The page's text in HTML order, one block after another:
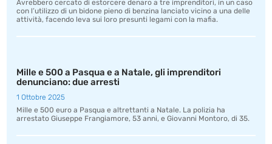
Avrebbero cercato di estorcere denaro a tre imprenditori, in un caso
con l’utilizzo di un bidone pieno di benzina lanciato vicino a una delle
attività, facendo leva sui loro presunti legami con la mafia.
Mille e 500 a Pasqua e a Natale, gli imprenditori
denunciano: due arresti
1 Ottobre 2025
Mille e 500 euro a Pasqua e altrettanti a Natale. La polizia ha
arrestato Giuseppe Frangiamore, 53 anni, e Giovanni Montoro, di 35.